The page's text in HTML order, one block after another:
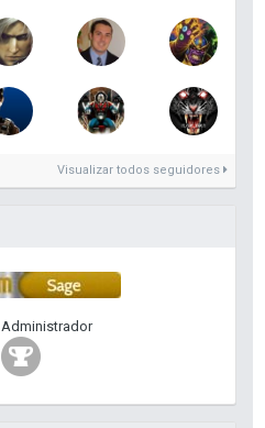
Visualizar todos seguidores
Administrador